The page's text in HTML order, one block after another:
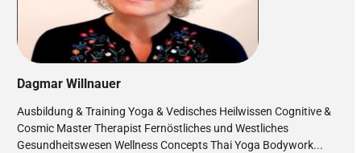
Dagmar Willnauer
Ausbildung & Training Yoga & Vedisches Heilwissen Cognitive &
Cosmic Master Therapist Fernöstliches und Westliches
Gesundheitswesen Wellness Concepts Thai Yoga Bodywork...